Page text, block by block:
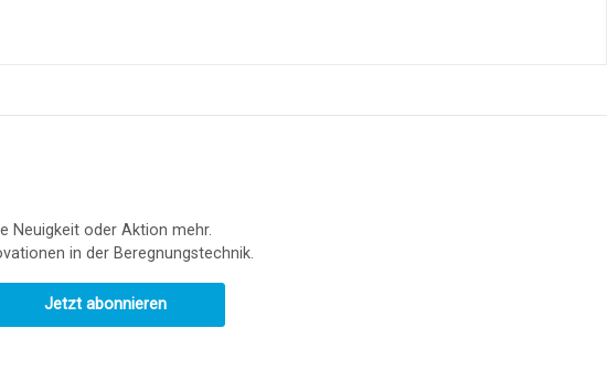
Neuigkeit oder Aktion mehr.
in der Beregnungstechnik.
Jetzt abonnieren